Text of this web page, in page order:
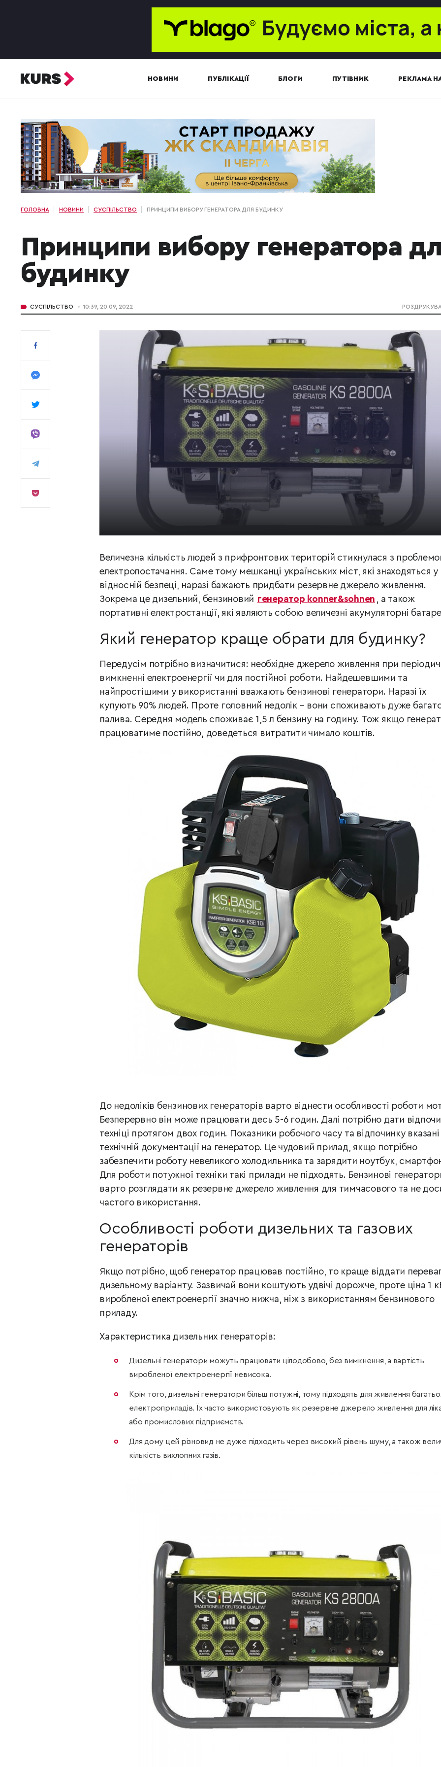
НОВИНИ ПУБЛІКАЦІЇ БЛОГИ ПУТІВНИК РЕКЛАМА
ГОЛОВНА НОВИНИ СУСПІЛЬСТВО ПРИНЦИПИ ВИБОРУ ГЕНЕРАТОРА ДЛЯ БУДИНКУ
Принципи вибору генератора
будинку
СУСПІЛЬСТВО 10:39, 20.09, 2022
Величезна кількість людей з прифронтових територій стикнулася з
електропостачання. Саме тому мешканці українських міст, які знаходяться у
відносній безпеці, наразі бажають придбати резервне джерело живлення.
Зокрема це дизельний, бензиновий генератор konner&sohnen , а також
портативні електростанції, які являють собою величезні акумуляторні
Який генератор краще обрати для будинку?
Передусім потрібно визначитися: необхідне джерело живлення при
вимкненні електроенергії чи для постійної роботи. Найдешевшими та
найпростішими у використанні вважають бензинові генератори. Наразі їх
купують 90% людей. Проте головний недолік – вони споживають дуже
палива. Середня модель споживає 1,5 л бензину на годину. Тож якщо
працюватиме постійно, доведеться витратити чимало коштів.
До недоліків бензинових генераторів варто віднести особливості роботи
Безперервно він може працювати десь 5-6 годин. Далі потрібно дати
техніці протягом двох годин. Показники робочого часу та відпочинку вказані
технічній документації на генератор. Це чудовий прилад, якщо потрібно
забезпечити роботу невеликого холодильника та зарядити ноутбук,
Для роботи потужної техніки такі прилади не підходять. Бензинові
варто розглядати як резервне джерело живлення для тимчасового та не
частого використання.
Особливості роботи дизельних та газових
генераторів
Якщо потрібно, щоб генератор працював постійно, то краще віддати
дизельному варіанту. Зазвичай вони коштують удвічі дорожче, проте ціна 1
виробленої електроенергії значно нижча, ніж з використанням бензинового
приладу.
Характеристика дизельних генераторів:
Дизельні генератори можуть працювати цілодобово, без вимкнення, а вартість
виробленої електроенергії невисока.
Крім того, дизельні генератори більш потужні, тому підходять для живлення
електроприладів. Їх часто використовують як резервне джерело живлення для
або промислових підприємств.
Для дому цей різновид не дуже підходить через високий рівень шуму, а також
кількість вихлопних газів.